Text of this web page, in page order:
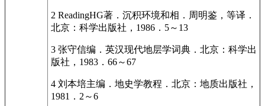
2 ReadingHG著．沉积环境和相．周明鉴，等译．
北京：科学出版社，1986．5～13
3 张守信编．英汉现代地层学词典．北京：科学出
版社，1983．66～67
4 刘本培主编．地史学教程．北京：地质出版社，
1981．2～6